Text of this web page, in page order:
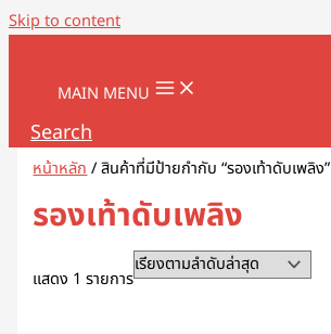
Skip to content
MAIN MENU
Search
หน้าหลัก/ สินค้าที่มีป้ายกำกับ “รองเท้าดับเพลิง”
รองเท้าดับเพลิง
แสดง 1 รายการ